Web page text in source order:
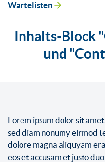
Wartelisten
Inhalts-Block
und
Lorem ipsum dolor sit
sed diam nonumy eirmod
dolore magna aliquyam
eos et accusam et justo